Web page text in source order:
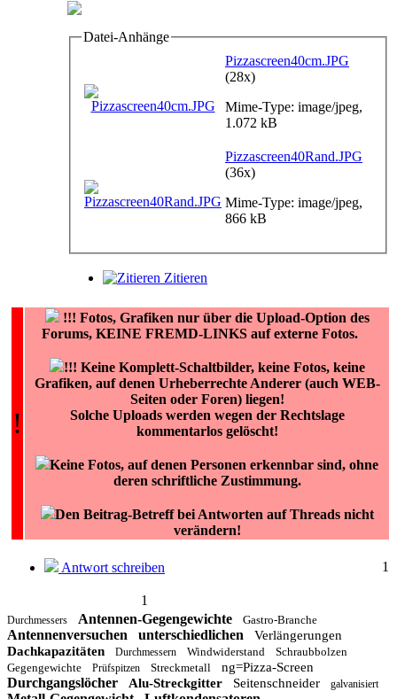
Datei-Anhänge
Pizzascreen40cm.JPG
(28x)
Mime-Type: image/jpeg,
1.072 kB
Pizzascreen40Rand.JPG
(36x)
Mime-Type: image/jpeg,
866 kB
Zitieren
!
!!! Fotos, Grafiken nur über die Upload-Option des
Forums, KEINE FREMD-LINKS auf externe Fotos.
!!! Keine Komplett-Schaltbilder, keine Fotos, keine
Grafiken, auf denen Urheberrechte Anderer (auch WEB-
Seiten oder Foren) liegen!
Solche Uploads werden wegen der Rechtslage
kommentarlos gelöscht!
Keine Fotos, auf denen Personen erkennbar sind, ohne
deren schriftliche Zustimmung.
Den Beitrag-Betreff bei Antworten auf Threads nicht
verändern!
Antwort schreiben 1
1
Durchmessers Antennen-Gegengewichte Gastro-Branche
Antennenversuchen unterschiedlichen
Verlängerungen
Dachkapazitäten
Durchmessern Windwiderstand
Schraubbolzen
Gegengewichte
Prüfspitzen Streckmetall ng=Pizza-Screen
Durchgangslöcher Alu-Streckgitter Seitenschneider galvanisiert